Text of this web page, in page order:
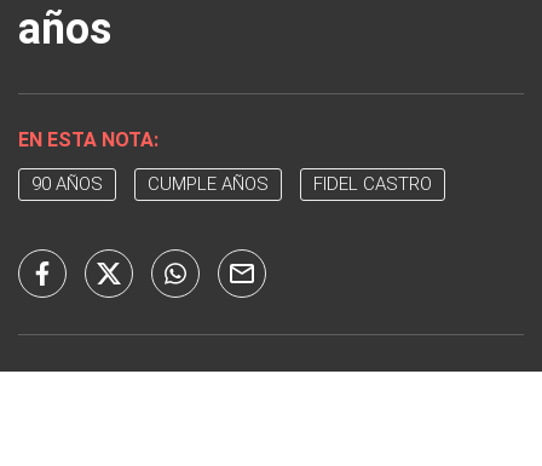
años
EN ESTA NOTA:
90 AÑOS CUMPLE AÑOS FIDEL CASTRO